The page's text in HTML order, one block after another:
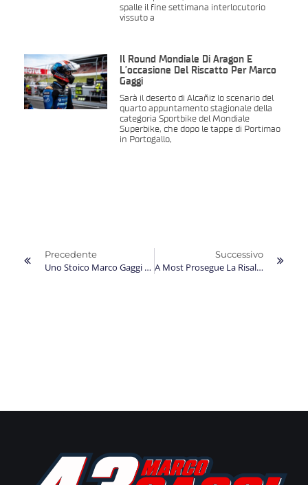
spalle il fine settimana interlocutorio
vissuto a
Il Round Mondiale Di Aragon È
L’occasione Del Riscatto Per Marco
Gaggi
Sarà il deserto di Alcañiz lo scenario del
quarto appuntamento stagionale della
categoria Sportbike del Mondiale
Superbike, che dopo le tappe di Portimao
in Portogallo,
Precedente
Uno Stoico Marco Gaggi Strappa Un Quarto Posto Nel Round Mondiale Di Assen
Successivo
A Most Prosegue La Risalita In Classifica Di Marco Gaggi Nel Mondiale 2025